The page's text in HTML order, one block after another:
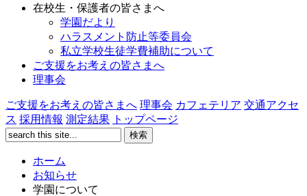
在校生・保護者の皆さまへ
学園だより
ハラスメント防止等委員会
私立学校生徒学費補助について
ご支援をお考えの皆さまへ
理事会
ご支援をお考えの皆さまへ 理事会 カフェテリア 交通アクセ
ス 採用情報 測定結果 トップページ
ホーム
お知らせ
学園について